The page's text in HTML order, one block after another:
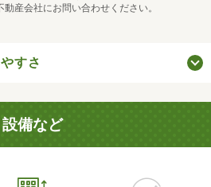
産会社にお問い合わせください。
すさ
設備など